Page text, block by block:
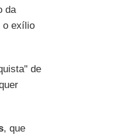
da
o exílio
de
, que